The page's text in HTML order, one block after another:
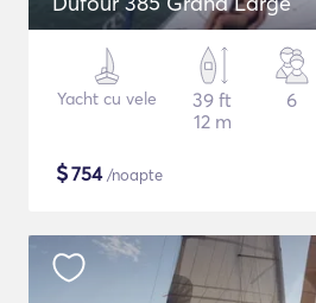
Yacht cu vele
39 ft
12 m
6
$754/noapte